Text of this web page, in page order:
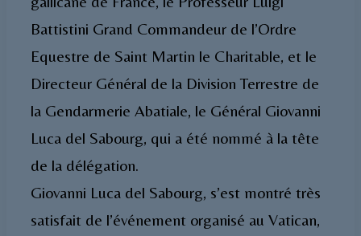
Battistini Grand Commandeur de l’Ordre
Equestre de Saint Martin le Charitable, et le
Directeur Général de la Division Terrestre de
la Gendarmerie Abatiale, le Général Giovanni
Luca del Sabourg, qui a été nommé à la tête
de la délégation.
Giovanni Luca del Sabourg, s’est montré très
satisfait de l’événement organisé au Vatican,